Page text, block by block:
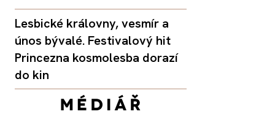
Lesbické královny, vesmír a
únos bývalé. Festivalový hit
Princezna kosmolesba dorazí
do kin